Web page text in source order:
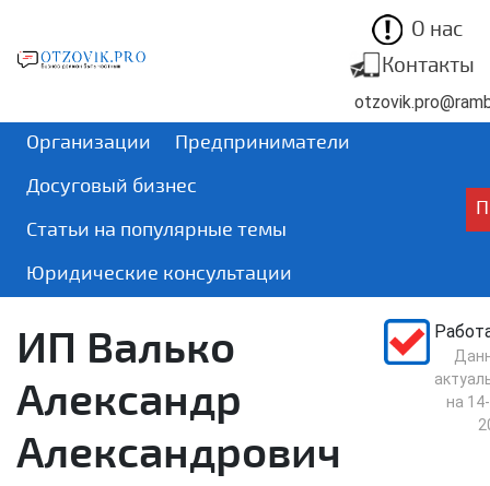
О нас
Контакты
Организации
Предприниматели
Досуговый бизнес
Статьи на популярные темы
Юридические консультации
ИП Валько
Александр
Александрович
на